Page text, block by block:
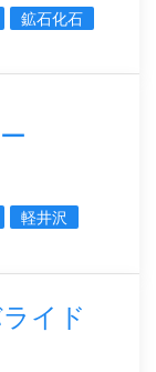
鉱石化石
軽井沢
イド